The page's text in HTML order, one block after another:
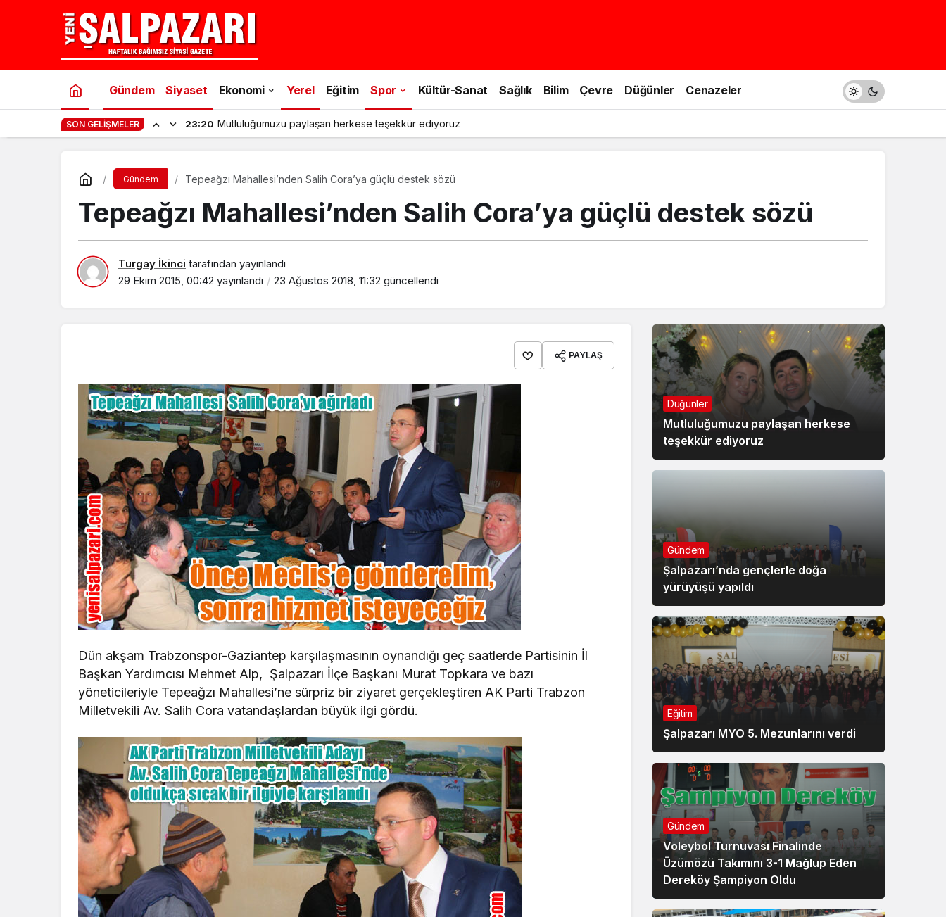
Gündem Siyaset Ekonomi Yerel Eğitim Spor Kültür-Sanat Sağlık Bilim Çevre Düğünler Cenazeler
SON GELIŞMELER 23:20 Mutluluğumuzu paylaşan herkese teşekkür ediyoruz
Gündem Tepeağzı Mahallesi’nden Salih Cora’ya güçlü destek sözü
Tepeağzı Mahallesi’nden Salih Cora’ya güçlü destek sözü
Turgay İkinci tarafından yayınlandı
29 Ekim 2015, 00:42 yayınlandı 23 Ağustos 2018, 11:32 güncellendi
PAYLAŞ
Dün akşam Trabzonspor-Gaziantep karşılaşmasının oynandığı geç saatlerde Partisinin İl
Başkan Yardımcısı Mehmet Alp, Şalpazarı İlçe Başkanı Murat Topkara ve bazı
yöneticileriyle Tepeağzı Mahallesi’ne sürpriz bir ziyaret gerçekleştiren AK Parti Trabzon
Milletvekili Av. Salih Cora vatandaşlardan büyük ilgi gördü.
Düğünler
Mutluluğumuzu paylaşan herkese
teşekkür ediyoruz
Gündem
Şalpazarı’nda gençlerle doğa
yürüyüşü yapıldı
Eğitim
Şalpazarı MYO 5. Mezunlarını verdi
Gündem
Voleybol Turnuvası Finalinde
Üzümözü Takımını 3-1 Mağlup Eden
Dereköy Şampiyon Oldu